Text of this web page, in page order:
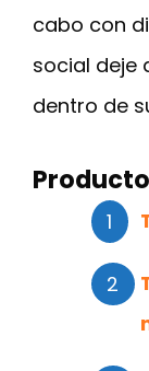
cabo con
social deje
dentro de